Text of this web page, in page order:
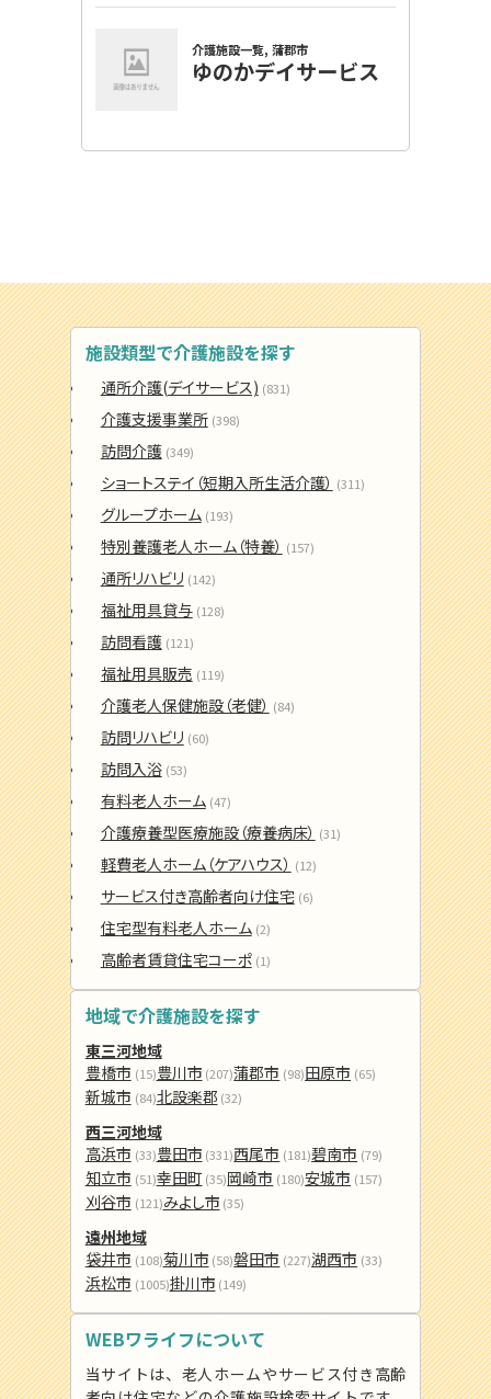
施設類型で介護施設を探す
通所介護(デイサービス) (831)
介護支援事業所 (398)
訪問介護 (349)
ショートステイ（短期入所生活介護） (311)
グループホーム (193)
特別養護老人ホーム（特養） (157)
通所リハビリ (142)
福祉用具貸与 (128)
訪問看護 (121)
福祉用具販売 (119)
介護老人保健施設（老健） (84)
訪問リハビリ (60)
訪問入浴 (53)
有料老人ホーム (47)
介護療養型医療施設（療養病床） (31)
軽費老人ホーム（ケアハウス） (12)
サービス付き高齢者向け住宅 (6)
住宅型有料老人ホーム (2)
高齢者賃貸住宅コーポ (1)
地域で介護施設を探す
東三河地域
豊橋市 (15)豊川市 (207)蒲郡市 (98)田原市 (65)
新城市 (84)北設楽郡 (32)
西三河地域
高浜市 (33)豊田市 (331)西尾市 (181)碧南市 (79)
知立市 (51)幸田町 (35)岡崎市 (180)安城市 (157)
刈谷市 (121)みよし市 (35)
遠州地域
袋井市 (108)菊川市 (58)磐田市 (227)湖西市 (33)
浜松市 (1005)掛川市 (149)
WEBワライフについて
当サイトは、老人ホームやサービス付き高齢